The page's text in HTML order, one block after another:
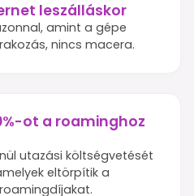
leszálláskor
amint a gépe
nincs macera.
ot a roaminghoz
utazási költségvetését
eltörpítik a